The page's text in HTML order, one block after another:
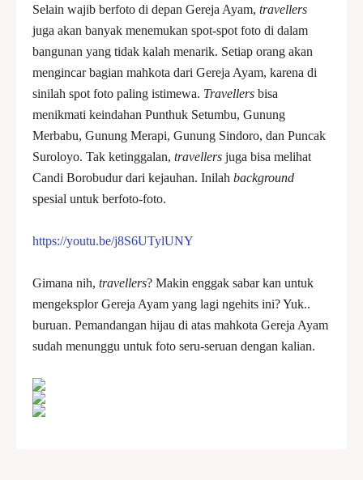
Selain wajib berfoto di depan Gereja Ayam, travellers
juga akan banyak menemukan spot-spot foto di dalam
bangunan yang tidak kalah menarik. Setiap orang akan
mengincar bagian mahkota dari Gereja Ayam, karena di
sinilah spot foto paling istimewa. Travellers bisa
menikmati keindahan Punthuk Setumbu, Gunung
Merbabu, Gunung Merapi, Gunung Sindoro, dan Puncak
Suroloyo. Tak ketinggalan, travellers juga bisa melihat
Candi Borobudur dari kejauhan. Inilah background
spesial untuk berfoto-foto.
https://youtu.be/j8S6UTylUNY
Gimana nih, travellers? Makin enggak sabar kan untuk
mengeksplor Gereja Ayam yang lagi ngehits ini? Yuk..
buruan. Pemandangan hijau di atas mahkota Gereja Ayam
sudah menunggu untuk foto seru-seruan dengan kalian.